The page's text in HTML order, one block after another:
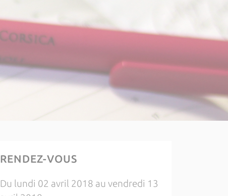
RENDEZ-VOUS
Du lundi 02 avril 2018 au vendredi 13